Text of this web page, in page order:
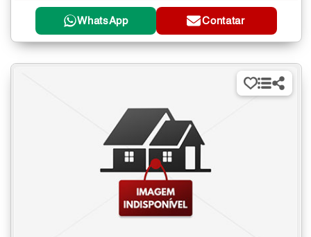
WhatsApp Contatar